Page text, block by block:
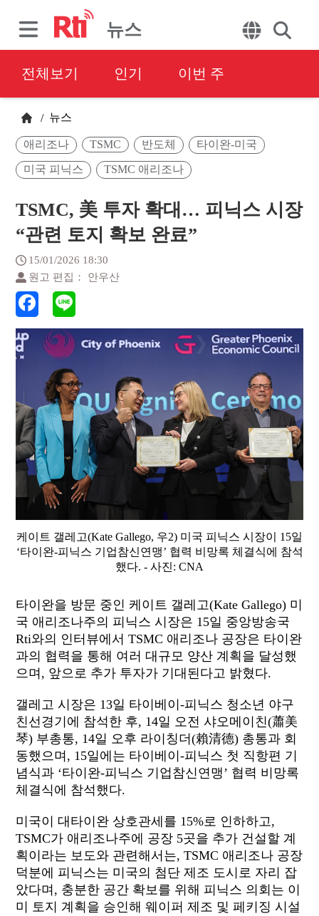
뉴스
전체보기 인기 이번 주
/ 뉴스
애리조나 TSMC 반도체 타이완-미국
미국 피닉스 TSMC 애리조나
TSMC, 美 투자 확대… 피닉스 시장
“관련 토지 확보 완료”
15/01/2026 18:30
원고 편집： 안우산
케이트 갤레고(Kate Gallego, 우2) 미국 피닉스 시장이 15일
‘타이완-피닉스 기업참신연맹’ 협력 비망록 체결식에 참석
했다. - 사진: CNA
타이완을 방문 중인 케이트 갤레고(Kate Gallego) 미
국 애리조나주의 피닉스 시장은 15일 중앙방송국
Rti와의 인터뷰에서 TSMC 애리조나 공장은 타이완
과의 협력을 통해 여러 대규모 양산 계획을 달성했
으며, 앞으로 추가 투자가 기대된다고 밝혔다.
갤레고 시장은 13일 타이베이-피닉스 청소년 야구
친선경기에 참석한 후, 14일 오전 샤오메이친(蕭美
琴) 부총통, 14일 오후 라이칭더(賴清德) 총통과 회
동했으며, 15일에는 타이베이-피닉스 첫 직항편 기
념식과 ‘타이완-피닉스 기업참신연맹’ 협력 비망록
체결식에 참석했다.
미국이 대타이완 상호관세를 15%로 인하하고,
TSMC가 애리조나주에 공장 5곳을 추가 건설할 계
획이라는 보도와 관련해서는, TSMC 애리조나 공장
덕분에 피닉스는 미국의 첨단 제조 도시로 자리 잡
았다며, 충분한 공간 확보를 위해 피닉스 의회는 이
미 토지 계획을 승인해 웨이퍼 제조 및 페키징 시설